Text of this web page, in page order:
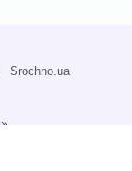
Srochno.ua
»